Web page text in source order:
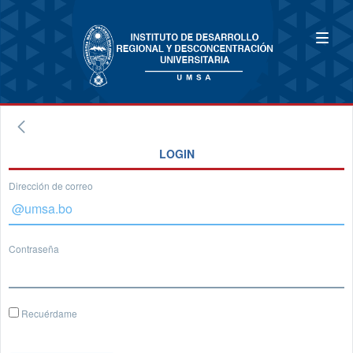
LOGIN
Dirección de correo
Contraseña
Recuérdame